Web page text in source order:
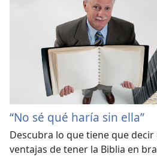
“No sé qué haría sin ella”
Descubra lo que tiene que
ventajas de tener la Biblia en